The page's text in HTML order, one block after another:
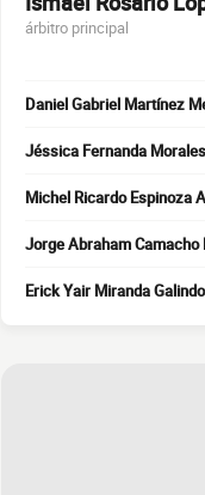
árbitro principal
Daniel Gabriel Martínez
Jéssica Fernanda
Michel Ricardo Espinoza
Jorge Abraham Camacho
Erick Yair Miranda Galindo